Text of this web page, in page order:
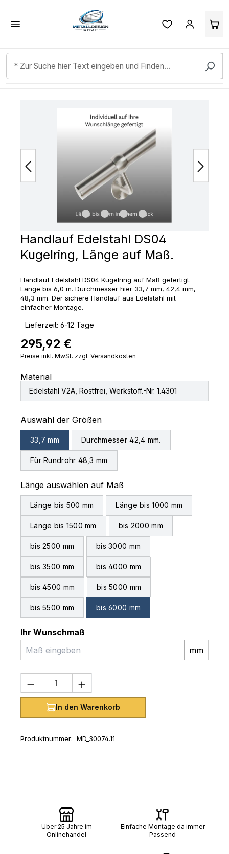
Zum Hauptinhalt springen
Bildergalerie überspringen
Handlauf Edelstahl DS04
Kugelring, Länge auf Maß.
Handlauf Edelstahl DS04 Kugelring auf Maß gefertigt.
Länge bis 6,0 m. Durchmesser hier 33,7 mm, 42,4 mm,
48,3 mm. Der sichere Handlauf aus Edelstahl mit
einfacher Montage.
Lieferzeit: 6-12 Tage
Regulärer Preis:
295,92 €
Preise inkl. MwSt. zzgl. Versandkosten
Material
Edelstahl V2A, Rostfrei, Werkstoff.-Nr. 1.4301
Auswahl der Größenauswählen
33,7 mm Durchmesser 42,4 mm.
Für Rundrohr 48,3 mm
Länge auswählen auf Maß
Länge bis 500 mm Länge bis 1000 mm
Länge bis 1500 mm bis 2000 mm
bis 2500 mm bis 3000 mm
bis 3500 mm bis 4000 mm
bis 4500 mm bis 5000 mm
bis 5500 mm bis 6000 mm
Ihr Wunschmaß
mm
Produkt Anzahl: Gib den
In den Warenkorb
Produktnummer: MD_30074.11
Über 25 Jahre im
Onlinehandel
Einfache Montage da immer
Passend